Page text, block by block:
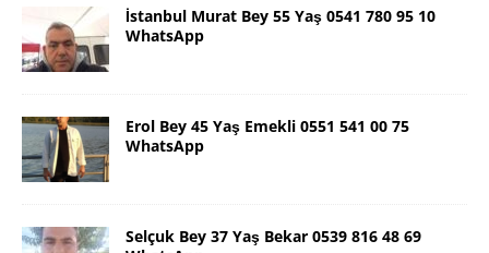
İstanbul Murat Bey 55 Yaş 0541 780 95 10
WhatsApp
Erol Bey 45 Yaş Emekli 0551 541 00 75
WhatsApp
Selçuk Bey 37 Yaş Bekar 0539 816 48 69